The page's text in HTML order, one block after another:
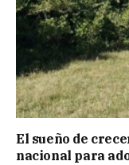
El sueño de
nacional para